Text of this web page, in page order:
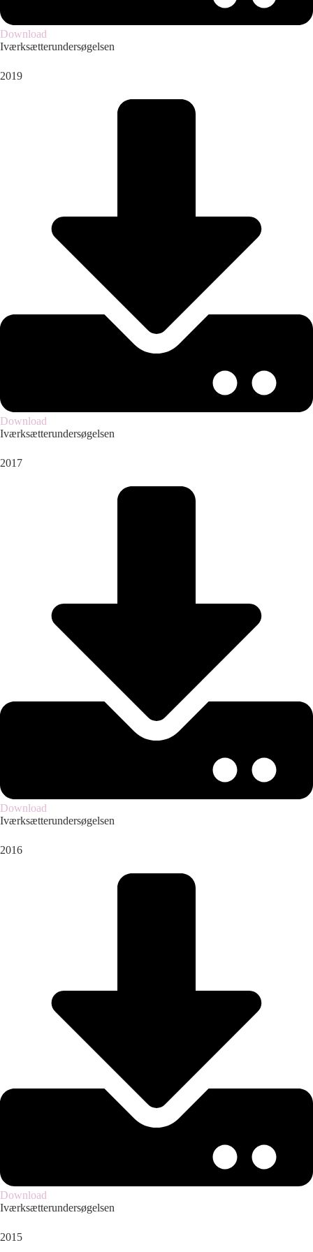
Download
Iværksætterundersøgelsen
2019
Download
Iværksætterundersøgelsen
2017
Download
Iværksætterundersøgelsen
2016
Download
Iværksætterundersøgelsen
2015